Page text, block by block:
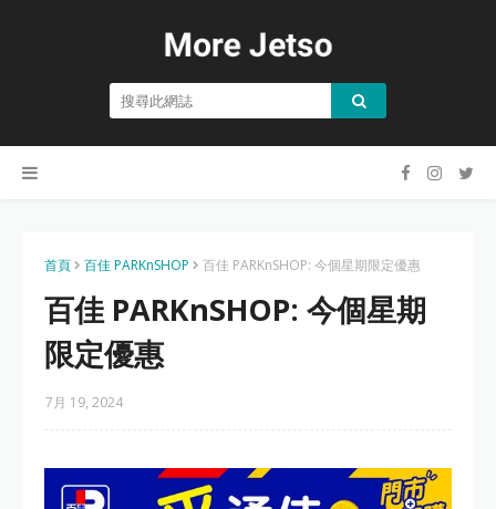
首頁 百佳 PARKnSHOP 百佳 PARKnSHOP: 今個星期限定優惠
百佳 PARKnSHOP: 今個星期
限定優惠
7月 19, 2024